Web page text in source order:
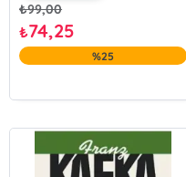
₺99,00
₺74,25
%25